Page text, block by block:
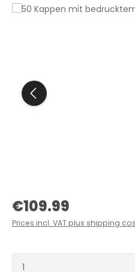
Regular price:
€109.99
Prices incl. VAT plus shipping
Product Quantity: